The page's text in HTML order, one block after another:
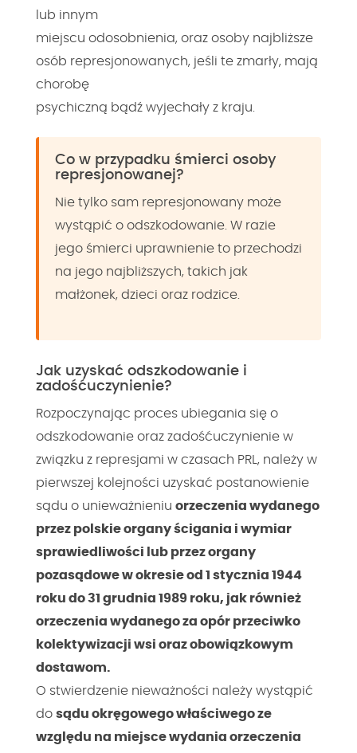
lub innym
miejscu odosobnienia, oraz osoby najbliższe
osób represjonowanych, jeśli te zmarły, mają
chorobę
psychiczną bądź wyjechały z kraju.
Co w przypadku śmierci osoby
represjonowanej?
Nie tylko sam represjonowany może
wystąpić o odszkodowanie. W razie
jego śmierci uprawnienie to przechodzi
na jego najbliższych, takich jak
małżonek, dzieci oraz rodzice.
Jak uzyskać odszkodowanie i
zadośćuczynienie?
Rozpoczynając proces ubiegania się o
odszkodowanie oraz zadośćuczynienie w
związku z represjami w czasach PRL, należy w
pierwszej kolejności uzyskać postanowienie
sądu o unieważnieniu orzeczenia wydanego
przez polskie organy ścigania i wymiar
sprawiedliwości lub przez organy
pozasądowe w okresie od 1 stycznia 1944
roku do 31 grudnia 1989 roku, jak również
orzeczenia wydanego za opór przeciwko
kolektywizacji wsi oraz obowiązkowym
dostawom.
O stwierdzenie nieważności należy wystąpić
do sądu okręgowego właściwego ze
względu na miejsce wydania orzeczenia